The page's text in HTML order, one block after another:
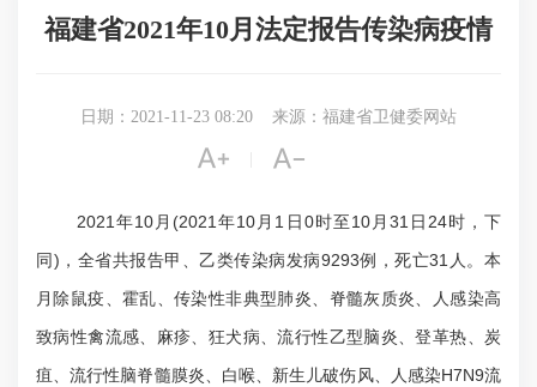
福建省2021年10月法定报告传染病疫情
日期：2021-11-23 08:20 来源：福建省卫健委网站
 
2021年10月(2021年10月1日0时至10月31日24时，下
同)，全省共报告甲、乙类传染病发病9293例，死亡31人。本
月除鼠疫、霍乱、传染性非典型肺炎、脊髓灰质炎、人感染高
致病性禽流感、麻疹、狂犬病、流行性乙型脑炎、登革热、炭
疽、流行性脑脊髓膜炎、白喉、新生儿破伤风、人感染H7N9流